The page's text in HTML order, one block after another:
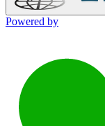
Powered by